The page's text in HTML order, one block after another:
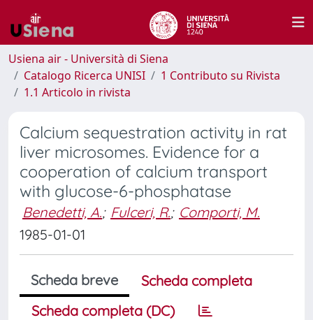
Usiena air - Università di Siena
Catalogo Ricerca UNISI
1 Contributo su Rivista
1.1 Articolo in rivista
Calcium sequestration activity in rat
liver microsomes. Evidence for a
cooperation of calcium transport
with glucose-6-phosphatase
Benedetti, A.; Fulceri, R.; Comporti, M.
1985-01-01
Scheda breve
Scheda completa
Scheda completa (DC)